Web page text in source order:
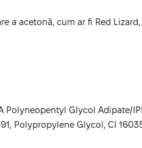
acetonă, cum ar fi Red
Polyneopentyl Glycol Adipate/
Polypropylene Glycol, CI